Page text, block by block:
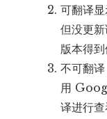
可翻译
但没更
版本得到
不可翻
用
译进行查